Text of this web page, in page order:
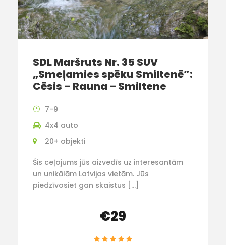
SDL Maršruts Nr. 35 SUV
„Smeļamies spēku Smiltenē”:
Cēsis – Rauna – Smiltene
7-9
4x4 auto
20+ objekti
Šis ceļojums jūs aizvedīs uz interesantām
un unikālām Latvijas vietām. Jūs
piedzīvosiet gan skaistus […]
€29